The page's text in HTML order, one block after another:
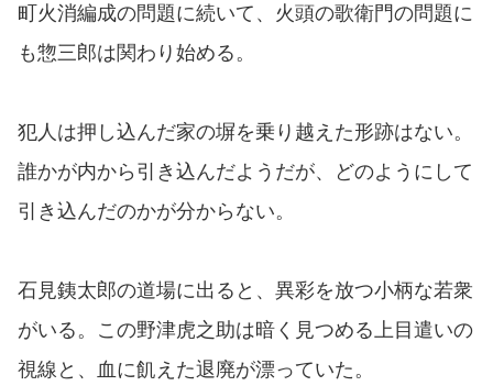
町火消編成の問題に続いて、火頭の歌衛門の問題に
も惣三郎は関わり始める。
犯人は押し込んだ家の塀を乗り越えた形跡はない。
誰かが内から引き込んだようだが、どのようにして
引き込んだのかが分からない。
石見銕太郎の道場に出ると、異彩を放つ小柄な若衆
がいる。この野津虎之助は暗く見つめる上目遣いの
視線と、血に飢えた退廃が漂っていた。